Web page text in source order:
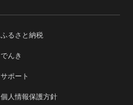
ふるさと納税
でんき
サポート
個人情報保護方針